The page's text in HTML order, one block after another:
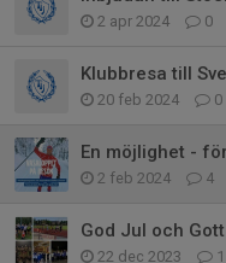
2 apr 2024 0
Klubbresa till
20 feb 2024 0
En möjlighet -
2 feb 2024 4
God Jul och
22 dec 2023 1